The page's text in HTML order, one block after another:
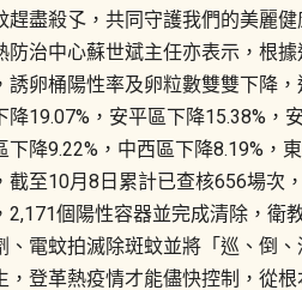
趕盡殺孓，共同守護我們的美麗健
防治中心蘇世斌主任亦表示，根
誘卵桶陽性率及卵粒數雙雙下降
降19.07%，安平區下降15.38%，
下降9.22%，中西區下降8.19%，
截至10月8日累計已查核656場次
2,171個陽性容器並完成清除，衛
、電蚊拍滅除斑蚊並將「巡、倒
，登革熱疫情才能儘快控制，從